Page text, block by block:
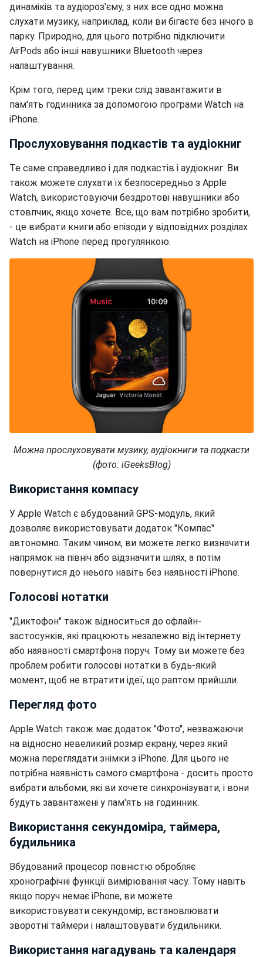
динаміків та аудіороз'єму, з них все одно можна
слухати музику, наприклад, коли ви бігаєте без нічого в
парку. Природно, для цього потрібно підключити
AirPods або інші навушники Bluetooth через
налаштування.
Крім того, перед цим треки слід завантажити в
пам'ять годинника за допомогою програми Watch на
iPhone.
Прослуховування подкастів та аудіокниг
Те саме справедливо і для подкастів і аудіокниг. Ви
також можете слухати їх безпосередньо з Apple
Watch, використовуючи бездротові навушники або
стовпчик, якщо хочете. Все, що вам потрібно зробити,
- це вибрати книги або епізоди у відповідних розділах
Watch на iPhone перед прогулянкою.
Можна прослуховувати музику, аудіокниги та подкасти
(фото: iGeeksBlog)
Використання компасу
У Apple Watch є вбудований GPS-модуль, який
дозволяє використовувати додаток "Компас"
автономно. Таким чином, ви можете легко визначити
напрямок на північ або відзначити шлях, а потім
повернутися до неього навіть без наявності iPhone.
Голосові нотатки
"Диктофон" також відноситься до офлайн-
застосунків, які працюють незалежно від інтернету
або наявності смартфона поруч. Тому ви можете без
проблем робити голосові нотатки в будь-який
момент, щоб не втратити ідеї, що раптом прийшли.
Перегляд фото
Apple Watch також має додаток "Фото", незважаючи
на відносно невеликий розмір екрану, через який
можна переглядати знімки з iPhone. Для цього не
потрібна наявність самого смартфона - досить просто
вибрати альбоми, які ви хочете синхронізувати, і вони
будуть завантажені у пам'ять на годинник.
Використання секундоміра, таймера,
будильника
Вбудований процесор повністю обробляє
хронографічні функції вимірювання часу. Тому навіть
якщо поруч немає iPhone, ви можете
використовувати секундомір, встановлювати
зворотні таймери і налаштовувати будильники.
Використання нагадувань та календаря